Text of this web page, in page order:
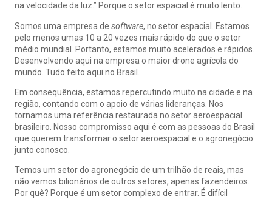
na velocidade da luz.” Porque o setor espacial é muito lento.
Somos uma empresa de software, no setor espacial. Estamos
pelo menos umas 10 a 20 vezes mais rápido do que o setor
médio mundial. Portanto, estamos muito acelerados e rápidos.
Desenvolvendo aqui na empresa o maior drone agrícola do
mundo. Tudo feito aqui no Brasil.
Em consequência, estamos repercutindo muito na cidade e na
região, contando com o apoio de várias lideranças. Nos
tornamos uma referência restaurada no setor aeroespacial
brasileiro. Nosso compromisso aqui é com as pessoas do Brasil
que querem transformar o setor aeroespacial e o agronegócio
junto conosco.
Temos um setor do agronegócio de um trilhão de reais, mas
não vemos bilionários de outros setores, apenas fazendeiros.
Por quê? Porque é um setor complexo de entrar. É difícil